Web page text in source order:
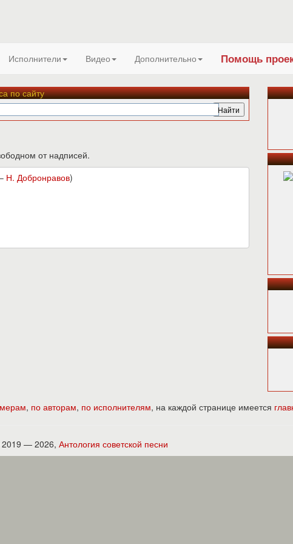
Исполнители Видео Дополнительно Помощь
по сайту
от надписей.
Н. Добронравов)
, по авторам, по исполнителям, на каждой странице имеется
— 2026, Антология советской песни